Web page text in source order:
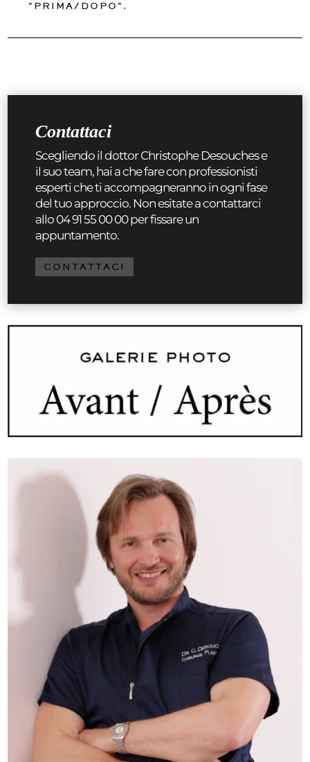
"PRIMA/DOPO".
Contattaci
Scegliendo il dottor Christophe Desouches e
il suo team, hai a che fare con professionisti
esperti che ti accompagneranno in ogni fase
del tuo approccio. Non esitate a contattarci
allo 04 91 55 00 00 per fissare un
appuntamento.
CONTATTACI